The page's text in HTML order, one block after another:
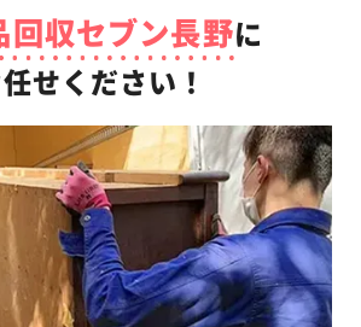
回収セブン長野に
せください！